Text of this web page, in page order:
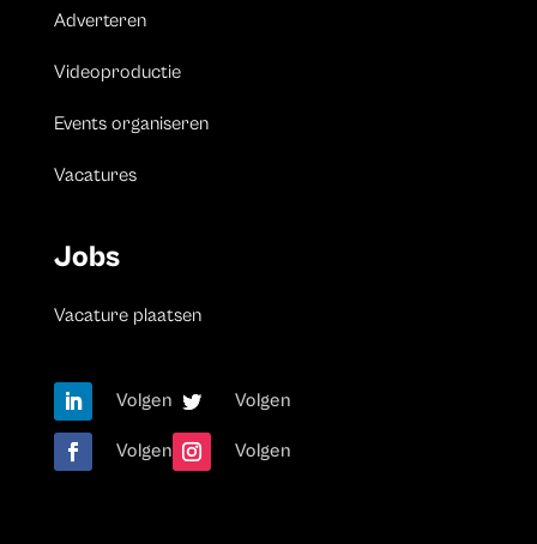
Adverteren
Videoproductie
Events organiseren
Vacatures
Jobs
Vacature plaatsen
Volgen Volgen
Volgen Volgen